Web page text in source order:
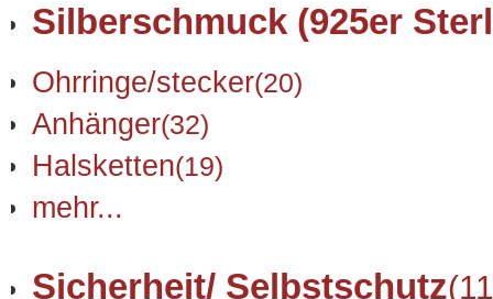
Silberschmuck (925er
Ohrringe/stecker(20)
Anhänger(32)
Halsketten(19)
mehr...
Sicherheit/ Selbstschutz